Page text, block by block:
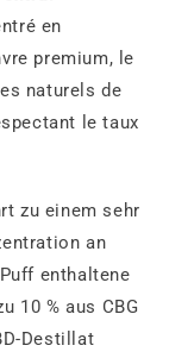
en
premium, le
naturels de
le taux
zu einem sehr
an
enthaltene
10 % aus CBG
Destillat